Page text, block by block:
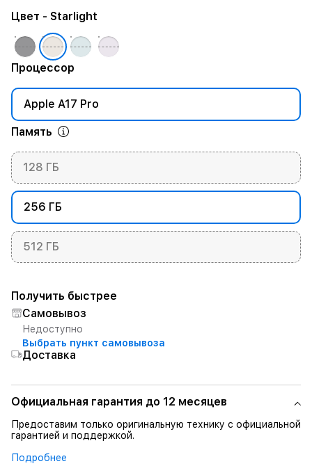
Цвет - Starlight
Процессор
Apple A17 Pro
Память
128 ГБ
256 ГБ
512 ГБ
Получить быстрее
Самовывоз
Недоступно
Выбрать пункт самовывоза
Доставка
Официальная гарантия до 12 месяцев
Предоставим только оригинальную технику с официальной
гарантией и поддержкой.
Подробнее